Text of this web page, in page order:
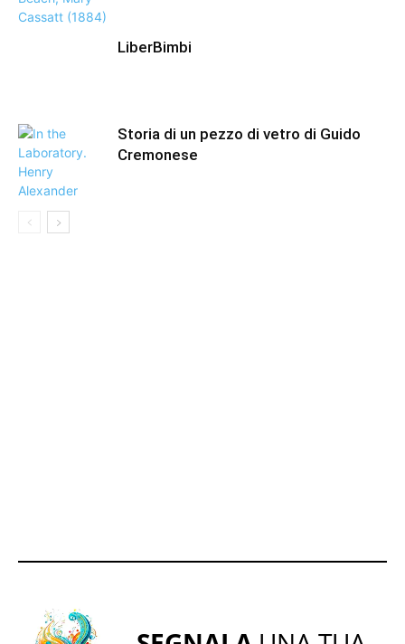
LiberBimbi
Storia di un pezzo di vetro di Guido
Cremonese